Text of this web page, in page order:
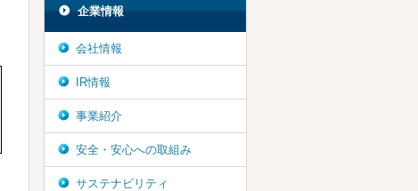
企業情報
会社情報
IR情報
事業紹介
安全・安心への取組み
サステナビリティ